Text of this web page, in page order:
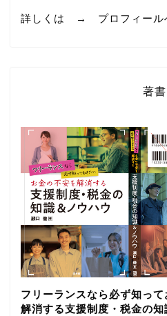
詳しくは → プロフィール
著書
フリーランスなら必ず知っ
解消する支援制度・税金の知